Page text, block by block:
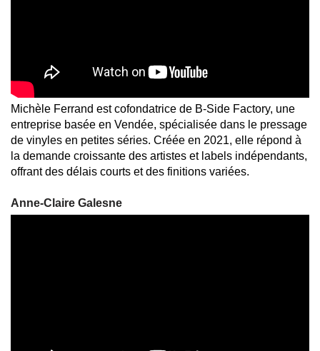
Michèle Ferrand est cofondatrice de B-Side Factory, une
entreprise basée en Vendée, spécialisée dans le pressage
de vinyles en petites séries. Créée en 2021, elle répond à
la demande croissante des artistes et labels indépendants,
offrant des délais courts et des finitions variées.
Anne-Claire Galesne